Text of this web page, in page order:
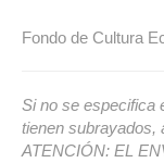
Fondo de Cultura
Si no se especifica
tienen subrayados,
ATENCIÓN: EL